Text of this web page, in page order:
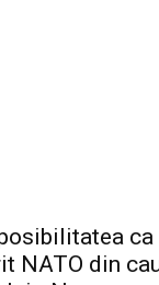
ca
NATO din